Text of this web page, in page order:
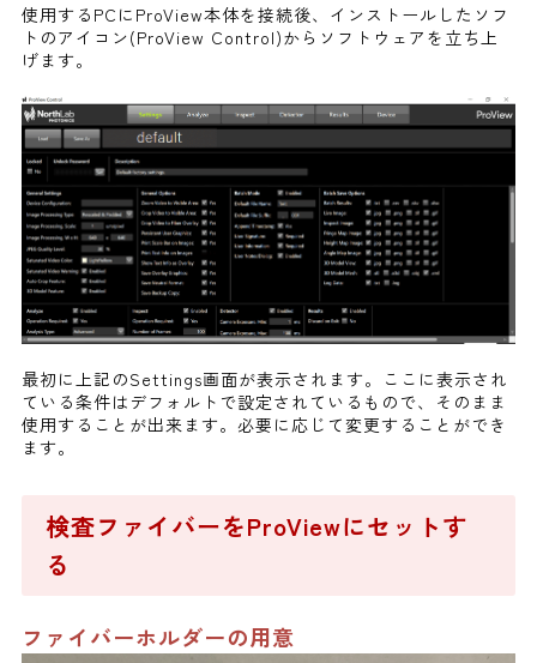
使用するPCにProView本体を接続後、インストールしたソフ
トのアイコン(ProView Control)からソフトウェアを立ち上
げます。
最初に上記のSettings画面が表示されます。ここに表示され
ている条件はデフォルトで設定されているもので、そのまま
使用することが出来ます。必要に応じて変更することができ
ます。
検査ファイバーをProViewにセットす
る
ファイバーホルダーの用意